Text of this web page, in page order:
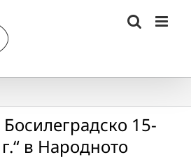
15-
в Народното